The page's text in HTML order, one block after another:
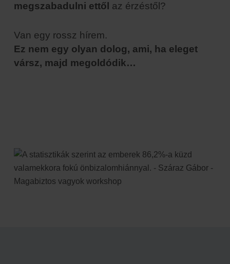
megszabadulni ettől az érzéstől?
Van egy rossz hírem.
Ez nem egy olyan dolog, ami, ha eleget
vársz, majd megoldódik…